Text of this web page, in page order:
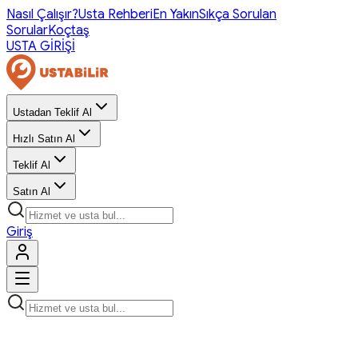
Nasıl Çalışır?Usta RehberiEn YakınSıkça Sorulan
SorularKoçtaş
USTA GİRİŞİ
Ustadan Teklif Al
Hızlı Satın Al
Teklif Al
Satın Al
Giriş